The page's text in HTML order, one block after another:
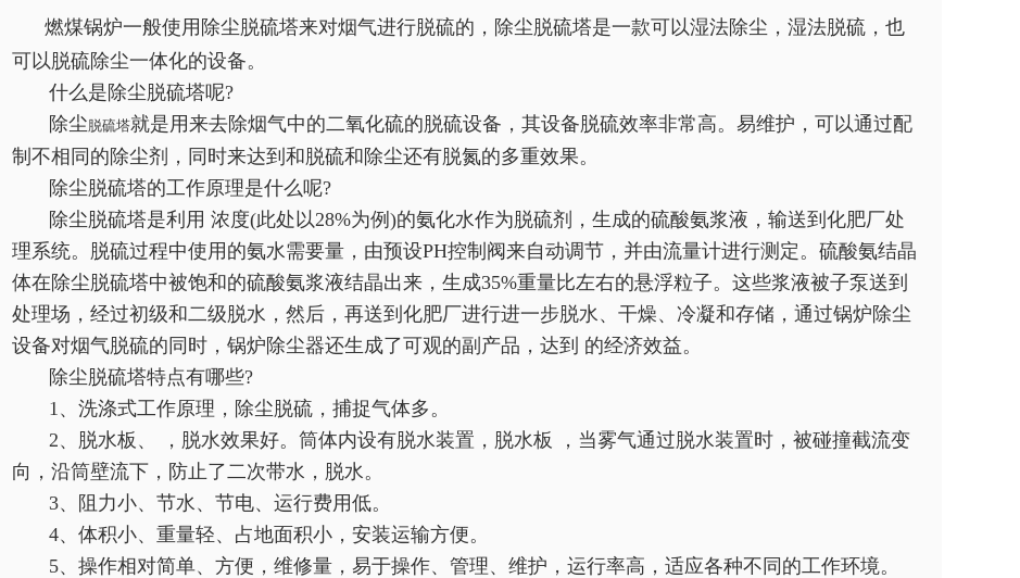
燃煤锅炉一般使用除尘脱硫塔来对烟气进行脱硫的，除尘脱硫塔是一款可以湿法除尘，湿法脱硫，也
可以脱硫除尘一体化的设备。
什么是除尘脱硫塔呢?
除尘脱硫塔就是用来去除烟气中的二氧化硫的脱硫设备，其设备脱硫效率非常高。易维护，可以通过配
制不相同的除尘剂，同时来达到和脱硫和除尘还有脱氮的多重效果。
除尘脱硫塔的工作原理是什么呢?
除尘脱硫塔是利用 浓度(此处以28%为例)的氨化水作为脱硫剂，生成的硫酸氨浆液，输送到化肥厂处
理系统。脱硫过程中使用的氨水需要量，由预设PH控制阀来自动调节，并由流量计进行测定。硫酸氨结晶
体在除尘脱硫塔中被饱和的硫酸氨浆液结晶出来，生成35%重量比左右的悬浮粒子。这些浆液被子泵送到
处理场，经过初级和二级脱水，然后，再送到化肥厂进行进一步脱水、干燥、冷凝和存储，通过锅炉除尘
设备对烟气脱硫的同时，锅炉除尘器还生成了可观的副产品，达到 的经济效益。
除尘脱硫塔特点有哪些?
1、洗涤式工作原理，除尘脱硫，捕捉气体多。
2、脱水板、 ，脱水效果好。筒体内设有脱水装置，脱水板 ，当雾气通过脱水装置时，被碰撞截流变
向，沿筒壁流下，防止了二次带水，脱水。
3、阻力小、节水、节电、运行费用低。
4、体积小、重量轻、占地面积小，安装运输方便。
5、操作相对简单、方便，维修量，易于操作、管理、维护，运行率高，适应各种不同的工作环境。